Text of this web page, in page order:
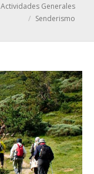
Actividades Generales
Senderismo